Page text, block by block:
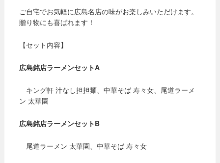
ご自宅でお気軽に広島名店の味がお楽しみいただけます。
贈り物にも喜ばれます！
【セット内容】
広島銘店ラーメンセットA
キング軒 汁なし担担麺、中華そば 寿々女、尾道ラーメ
ン 太華園
広島銘店ラーメンセットB
尾道ラーメン 太華園、中華そば 寿々女